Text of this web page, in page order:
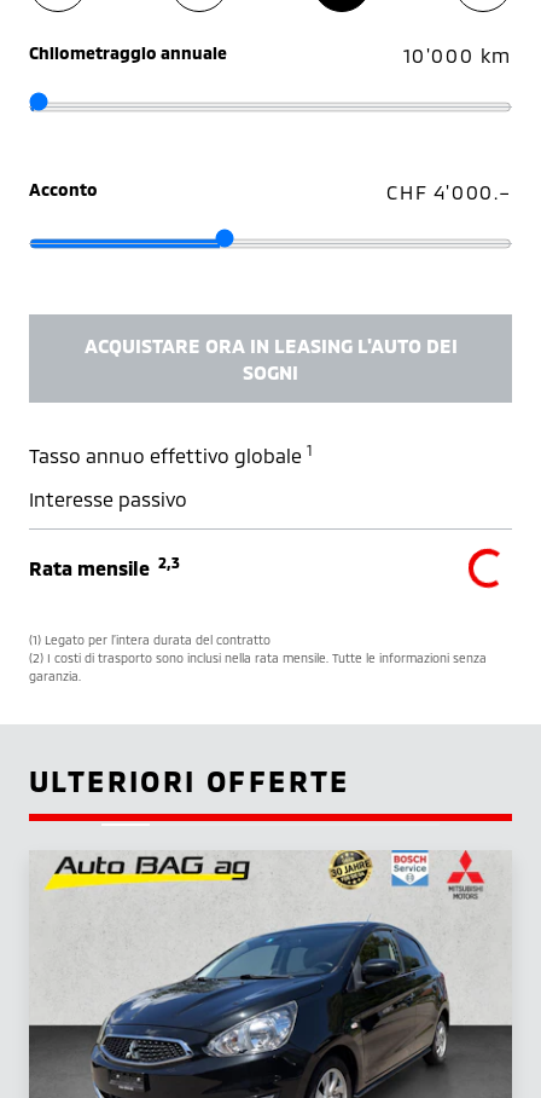
Chilometraggio annuale 10'000 km
Acconto CHF 4'000.–
ACQUISTARE ORA IN LEASING L'AUTO DEI
SOGNI
Tasso annuo effettivo globale 1
Interesse passivo
Rata mensile 2,3
(1) Legato per l’intera durata del contratto
(2) I costi di trasporto sono inclusi nella rata mensile. Tutte le informazioni senza
garanzia.
ULTERIORI OFFERTE